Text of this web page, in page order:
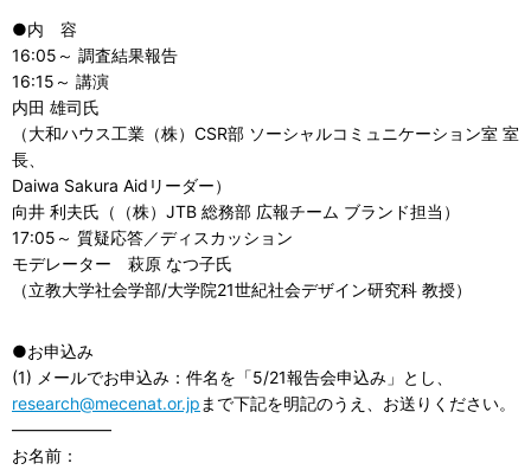
●内 容
16:05～ 調査結果報告
16:15～ 講演
内田 雄司氏
（大和ハウス工業（株）CSR部 ソーシャルコミュニケーション室 室
長、
Daiwa Sakura Aidリーダー）
向井 利夫氏（（株）JTB 総務部 広報チーム ブランド担当）
17:05～ 質疑応答／ディスカッション
モデレーター 萩原 なつ子氏
（立教大学社会学部/大学院21世紀社会デザイン研究科 教授）
●お申込み
(1) メールでお申込み：件名を「5/21報告会申込み」とし、
research@mecenat.or.jp まで下記を明記のうえ、お送りください。
——————
お名前：